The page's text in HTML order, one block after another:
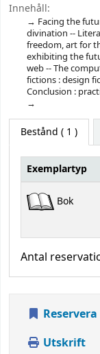
Innehåll:
Facing the
divination --
freedom, art for
exhibiting the
web -- The
fictions : design
Conclusion :
Bestånd ( 1 )
Bestånd
Exemplartyp
Bok
Antal
Reservera
Utskrift